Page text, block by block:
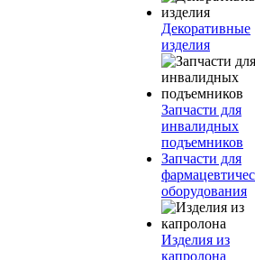
Декоративные
изделия
Запчасти для
инвалидных
подъемников
Запчасти для
оборудования
Изделия из
капролона